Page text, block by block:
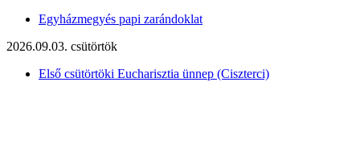
Egyházmegyés papi zarándoklat
2026.09.03. csütörtök
Első csütörtöki Eucharisztia ünnep (Ciszterci)